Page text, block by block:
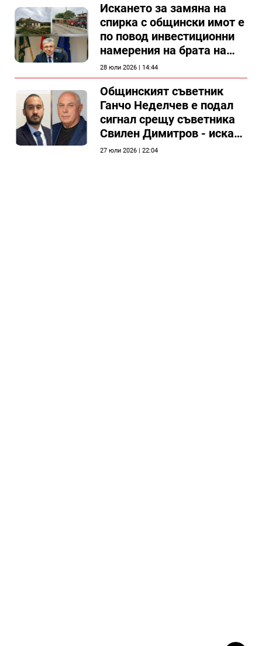
Искането за замяна на
спирка с общински имот е
по повод инвестиционни
намерения на брата на
председателя на
Общински съвет Силистра
28 юли 2026 | 14:44
Общинският съветник
Ганчо Неделчев е подал
сигнал срещу съветника
Свилен Димитров - иска
етичната комисия на
27 юли 2026 | 22:04